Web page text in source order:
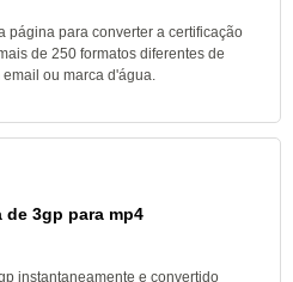
página para converter a certificação
de 250 formatos diferentes de
ou marca d'água.
de 3gp para mp4
instantaneamente e convertido